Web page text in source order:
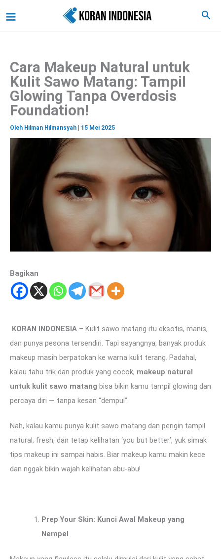
ke
Cari
Cara Makeup Natural untuk
Kulit Sawo Matang: Tampil
Glowing Tanpa Overdosis
Foundation!
Oleh Hilman Hilmansyah 15 Mei 2025
Bagikan
KORAN INDONESIA – Kulit sawo matang itu eksotis, manis,
dan punya pesona tersendiri. Tapi sayangnya, banyak produk
makeup masih berpatokan ke warna kulit terang. Padahal,
kalau tahu trik dan produk yang cocok, makeup natural
untuk kulit sawo matang bisa bikin kamu tampil glowing dan
percaya diri — tanpa kesan “dempul”.
Nah, kalau kamu punya kulit sawo matang dan pengin tampil
natural, fresh, dan tetap kelihatan ‘you but better’, yuk simak
tips makeup ini sampai habis. Biar makeup kamu makin kece
dan nggak bikin wajah kelihatan abu-abu!
Prep Your Skin: Kunci Awal Makeup yang
Nempel
a